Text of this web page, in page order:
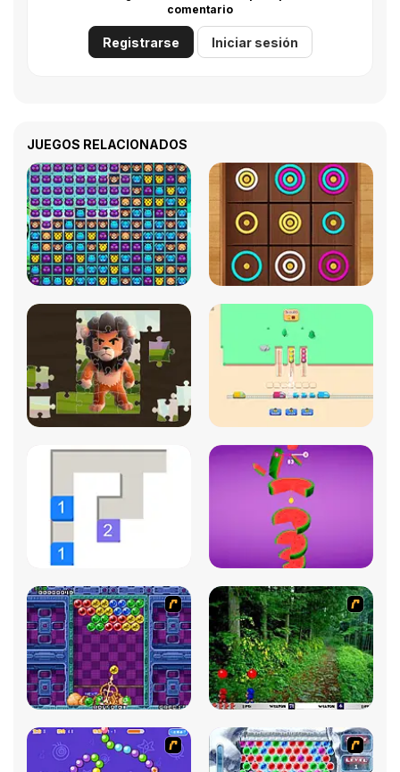
comentario
Registrarse Iniciar sesión
JUEGOS RELACIONADOS